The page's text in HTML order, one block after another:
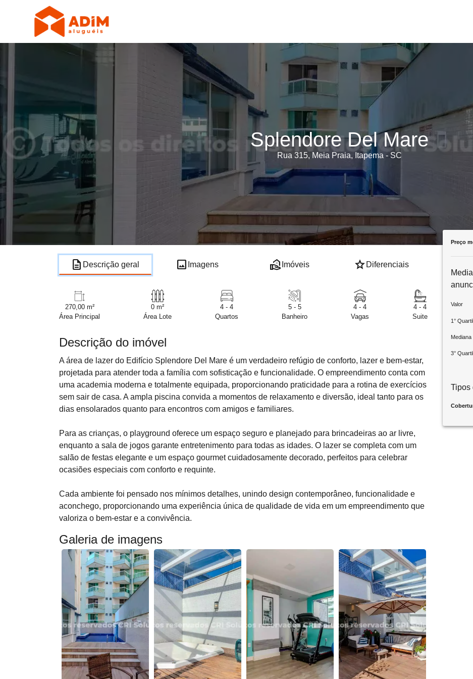
Splendore Del Mare
Rua 315, Meia Praia, Itapema - SC
description Descrição geral image Imagens real_estate_agent Imóveis star Diferenciais
270,00 m²
Área Principal
0 m²
Área Lote
4 - 4
Quartos
5 - 5
Banheiro
4 - 4
Vagas
4 - 4
Suite
Descrição do imóvel
A área de lazer do Edifício Splendore Del Mare é um verdadeiro refúgio de conforto, lazer e bem-estar,
projetada para atender toda a família com sofisticação e funcionalidade. O empreendimento conta com
uma academia moderna e totalmente equipada, proporcionando praticidade para a rotina de exercícios
sem sair de casa. A ampla piscina convida a momentos de relaxamento e diversão, ideal tanto para os
dias ensolarados quanto para encontros com amigos e familiares.
Para as crianças, o playground oferece um espaço seguro e planejado para brincadeiras ao ar livre,
enquanto a sala de jogos garante entretenimento para todas as idades. O lazer se completa com um
salão de festas elegante e um espaço gourmet cuidadosamente decorado, perfeitos para celebrar
ocasiões especiais com conforto e requinte.
Cada ambiente foi pensado nos mínimos detalhes, unindo design contemporâneo, funcionalidade e
aconchego, proporcionando uma experiência única de qualidade de vida em um empreendimento que
valoriza o bem-estar e a convivência.
Galeria de imagens
Preço
Valor
1° Quartil
Mediana
3° Quartil
Tipos